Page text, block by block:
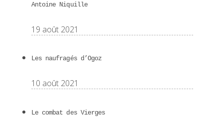
Antoine Niquille
19 août 2021
Les naufragés d’Ogoz
10 août 2021
Le combat des Vierges